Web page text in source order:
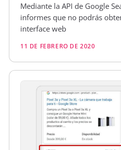
Mediante la API de Google
informes que no podrás
interface web
11 DE FEBRERO DE 2020